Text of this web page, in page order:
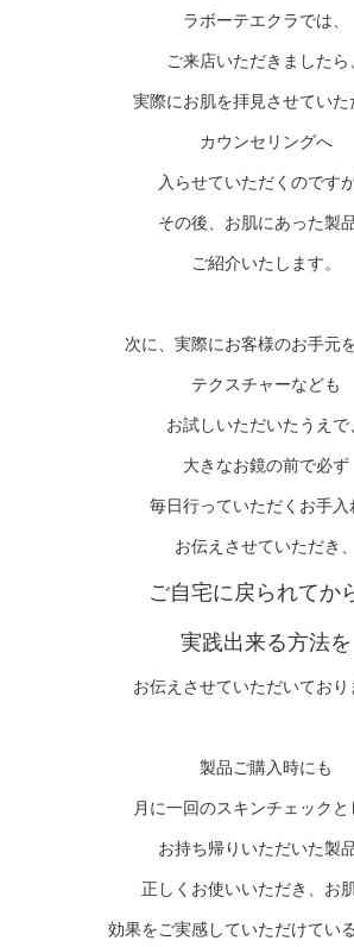
ラボーテエクラでは、
ご来店いただきましたら
実際にお肌を拝見させていた
カウンセリングへ
入らせていただくのですが
その後、お肌にあった製
ご紹介いたします。
次に、実際にお客様のお手元
テクスチャーなども
お試しいただいたうえで
大きなお鏡の前で必ず
毎日行っていただくお手入
お伝えさせていただき、
ご自宅に戻られてか
実践出来る方法を
お伝えさせていただいており
製品ご購入時にも
月に一回のスキンチェックと
お持ち帰りいただいた製
正しくお使いいただき、お
効果をご実感していただけてい